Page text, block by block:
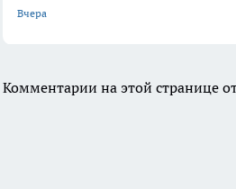
Вчера
Комментарии на этой странице